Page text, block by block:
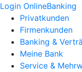
Login OnlineBanking
Privatkunden
Firmenkunden
Banking &
Meine Bank
Service &